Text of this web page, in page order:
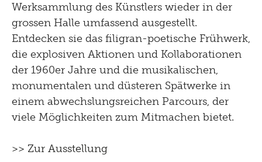
Werksammlung des Künstlers wieder in der
grossen Halle umfassend ausgestellt.
Entdecken sie das filigran-poetische Frühwerk,
die explosiven Aktionen und Kollaborationen
der 1960er Jahre und die musikalischen,
monumentalen und düsteren Spätwerke in
einem abwechslungsreichen Parcours, der
viele Möglichkeiten zum Mitmachen bietet.
>> Zur Ausstellung